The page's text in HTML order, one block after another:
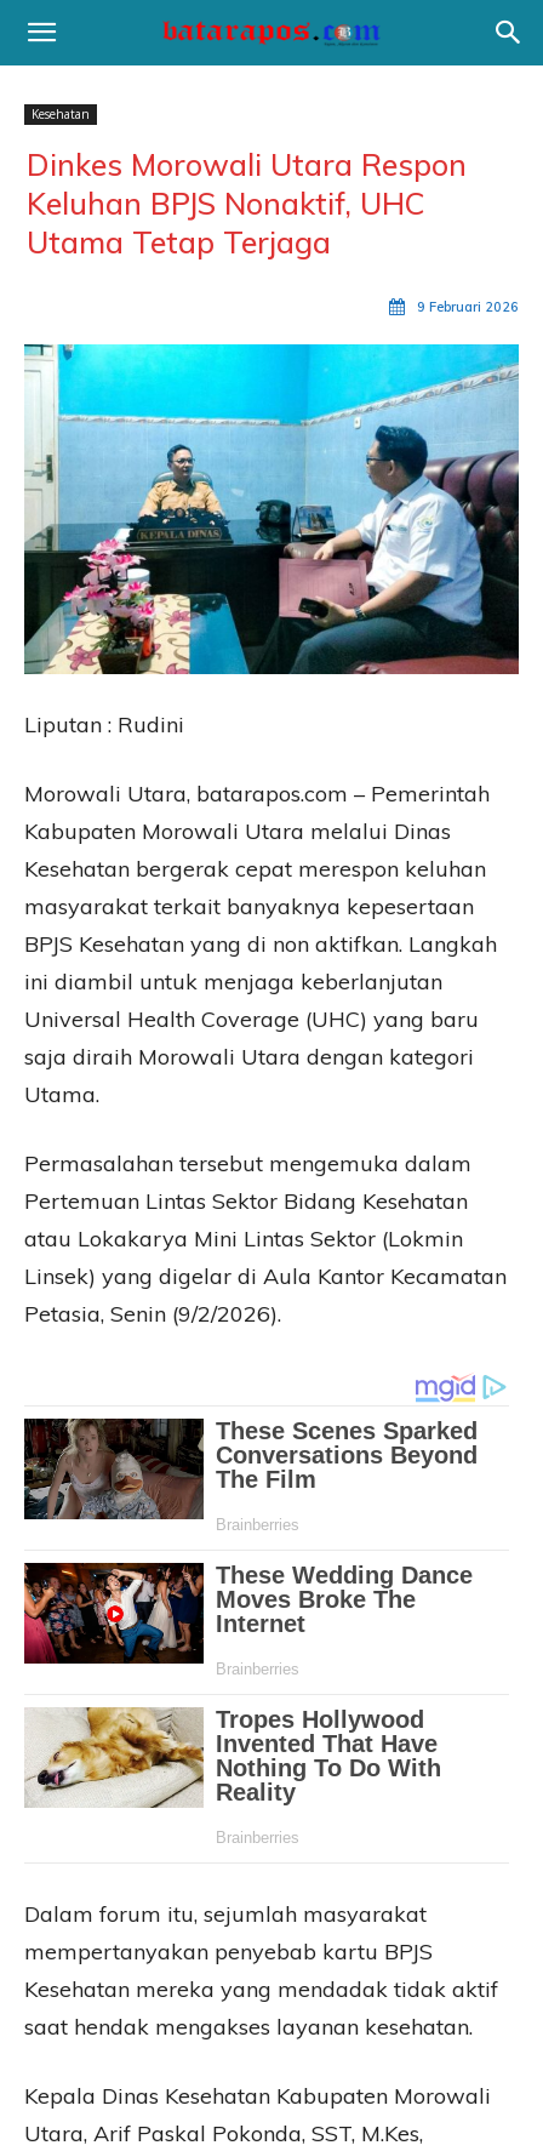
Kesehatan
Dinkes Morowali Utara Respon
Keluhan BPJS Nonaktif, UHC
Utama Tetap Terjaga
9 Februari 2026
Liputan : Rudini
Morowali Utara, batarapos.com – Pemerintah
Kabupaten Morowali Utara melalui Dinas
Kesehatan bergerak cepat merespon keluhan
masyarakat terkait banyaknya kepesertaan
BPJS Kesehatan yang di non aktifkan. Langkah
ini diambil untuk menjaga keberlanjutan
Universal Health Coverage (UHC) yang baru
saja diraih Morowali Utara dengan kategori
Utama.
Permasalahan tersebut mengemuka dalam
Pertemuan Lintas Sektor Bidang Kesehatan
atau Lokakarya Mini Lintas Sektor (Lokmin
Linsek) yang digelar di Aula Kantor Kecamatan
Petasia, Senin (9/2/2026).
Dalam forum itu, sejumlah masyarakat
mempertanyakan penyebab kartu BPJS
Kesehatan mereka yang mendadak tidak aktif
saat hendak mengakses layanan kesehatan.
Kepala Dinas Kesehatan Kabupaten Morowali
Utara, Arif Paskal Pokonda, SST, M.Kes,